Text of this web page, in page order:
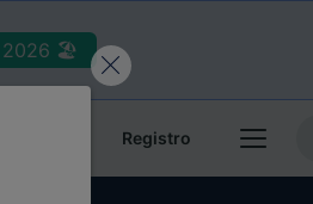
2026 🏖️
Registro